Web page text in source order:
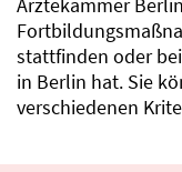
stattfinden oder
in Berlin hat. Sie
verschiedenen